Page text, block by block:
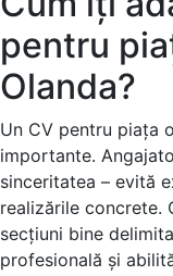
pentru
Olanda?
Un CV pentru piața
importante.
sinceritatea – evită
realizările concrete.
secțiuni bine
profesională și